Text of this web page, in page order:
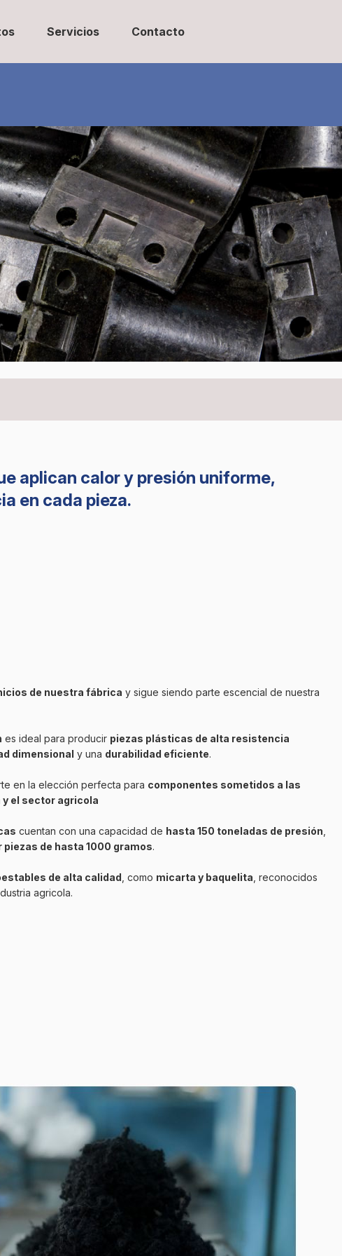
Servicios Contacto
aplican calor y presión uniforme,
en cada pieza.
de nuestra fábrica y sigue siendo parte escencial de nuestra
es ideal para producir piezas plásticas de alta resistencia
dimensional y una durabilidad eficiente.
en la elección perfecta para componentes sometidos a las
el sector agricola
cuentan con una capacidad de hasta 150 toneladas de presión
de hasta 1000 gramos.
de alta calidad , como micarta y baquelita , reconocidos
agricola.